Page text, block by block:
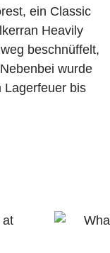
ein Classic
Heavily
beschnüffelt,
wurde
Lagerfeuer bis